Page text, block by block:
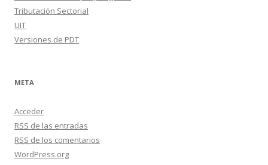
Tributación Sectorial
UIT
Versiones de PDT
META
Acceder
RSS de las entradas
RSS de los comentarios
WordPress.org